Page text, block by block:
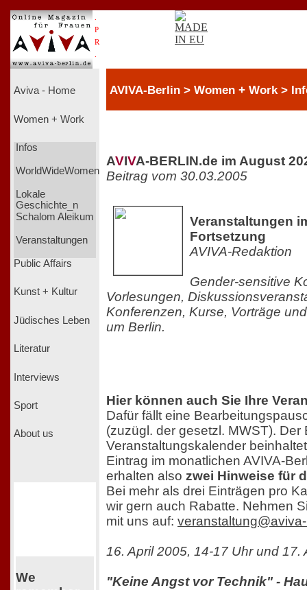
P
R
Aviva - Home
Women + Work
Infos
WorldWideWomen
Lokale
Geschichte_n
Schalom Aleikum
Veranstaltungen
Public Affairs
Kunst + Kultur
Jüdisches Leben
Literatur
Interviews
Sport
About us
We
AVIVA-Berlin > Women + Work >
AVIVA-BERLIN.de im August
Beitrag vom 30.03.2005
Veranstaltungen
Fortsetzung
AVIVA-Redaktion
Gender-sensitive
Vorlesungen,
Konferenzen, Kurse, Vorträge
um Berlin.
Hier können auch Sie Ihre
Dafür fällt eine
(zuzügl. der gesetzl. MWST). Der
Veranstaltungskalender
Eintrag im monatlichen AVIVA-
erhalten also zwei Hinweise für
Bei mehr als drei Einträgen pro
wir gern auch Rabatte. Nehmen
mit uns auf:
16. April 2005, 14-17 Uhr und 17.
"Keine Angst vor Technik" -